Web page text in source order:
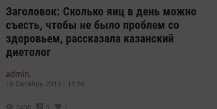
Заголовок: Сколько яиц в день можно
съесть, чтобы не было проблем со
здоровьем, рассказала казанский
диетолог
admin,
18 Октябрь 2019 - 11:58